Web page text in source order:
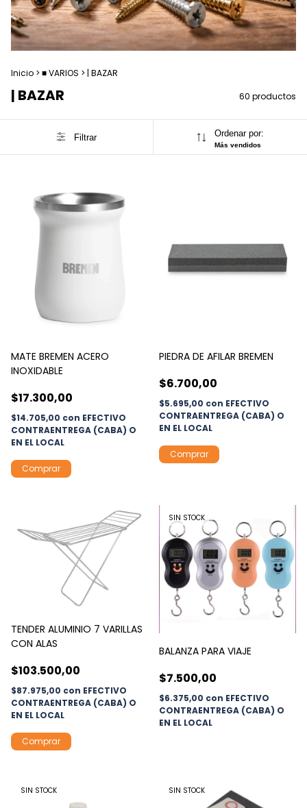
Inicio > ■ VARIOS > | BAZAR
| BAZAR 60 productos
Filtrar Ordenar por:
Más vendidos
MATE BREMEN ACERO
INOXIDABLE
$17.300,00
$14.705,00 con EFECTIVO
CONTRAENTREGA (CABA) O
EN EL LOCAL
PIEDRA DE AFILAR BREMEN
$6.700,00
$5.695,00 con EFECTIVO
CONTRAENTREGA (CABA) O
EN EL LOCAL
TENDER ALUMINIO 7 VARILLAS
CON ALAS
$103.500,00
$87.975,00 con EFECTIVO
CONTRAENTREGA (CABA) O
EN EL LOCAL
SIN STOCK
BALANZA PARA VIAJE
$7.500,00
$6.375,00 con EFECTIVO
CONTRAENTREGA (CABA) O
EN EL LOCAL
SIN STOCK SIN STOCK